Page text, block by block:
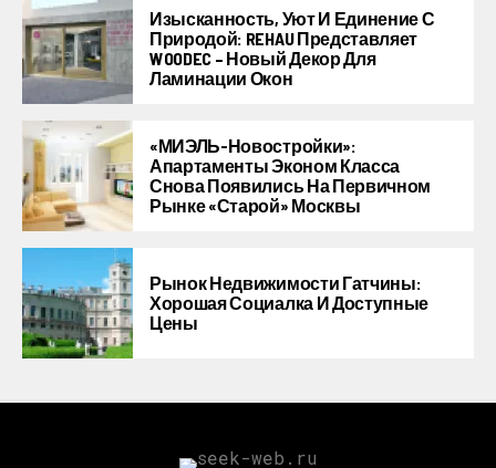
Изысканность, Уют И Единение С
Природой: REHAU Представляет
WOODEC – Новый Декор Для
Ламинации Окон
«МИЭЛЬ-Новостройки»:
Апартаменты Эконом Класса
Снова Появились На Первичном
Рынке «старой» Москвы
Рынок Недвижимости Гатчины:
Хорошая Социалка И Доступные
Цены